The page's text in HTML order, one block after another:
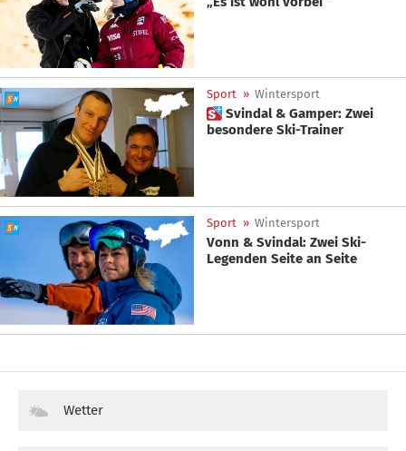
Sport » Wintersport
 Svindal & Gamper: Zwei
besondere Ski-Trainer
Sport » Wintersport
Vonn & Svindal: Zwei Ski-
Legenden Seite an Seite
Wetter